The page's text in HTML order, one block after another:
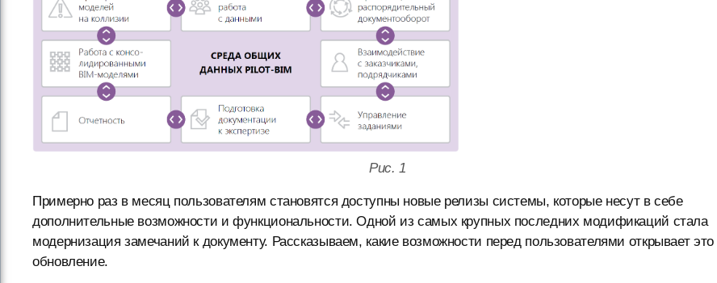
Рис. 1
Примерно раз в месяц пользователям становятся доступны новые релизы системы, которые несут в себе
дополнительные возможности и функциональности. Одной из самых крупных последних модификаций стала
модернизация замечаний к документу. Рассказываем, какие возможности перед пользователями открывает это
обновление.